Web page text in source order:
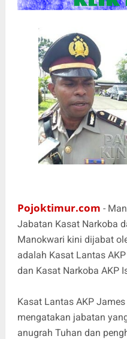
Pojoktimur.com -
Jabatan Kasat Narkoba
Manokwari kini dijabat
adalah Kasat Lantas
dan Kasat Narkoba AKP
Kasat Lantas AKP
mengatakan jabatan
anugrah Tuhan dan